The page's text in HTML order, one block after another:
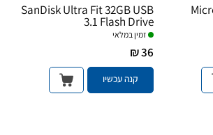
SanDisk Ultra Fit 32GB USB
3.1 Flash Drive
זמין במלאי
36 ₪
קנה עכשיו